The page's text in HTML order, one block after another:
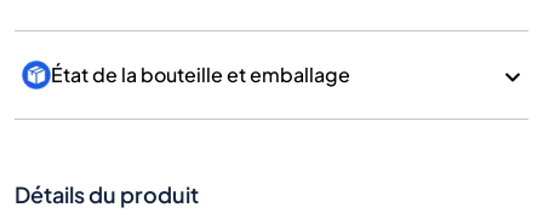
État de la bouteille et emballage
Détails du produit